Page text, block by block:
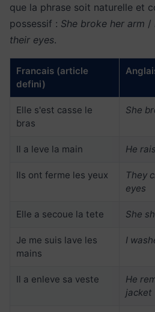
que la phrase soit naturelle et
possessif : She broke her arm /
their eyes.
Francais (article
defini)
Elle s'est casse le
bras
She
Il a leve la main He
Ils ont ferme les yeux
They
eyes
Elle a secoue la tete She
Je me suis lave les
mains
I
Il a enleve sa veste
He
jacket